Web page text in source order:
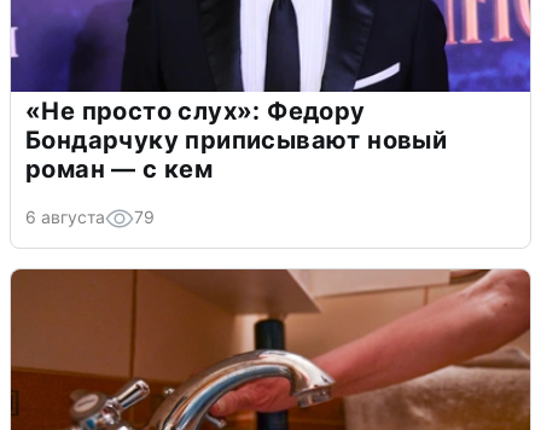
«Не просто слух»: Федору
Бондарчуку приписывают новый
роман — с кем
6 августа 79